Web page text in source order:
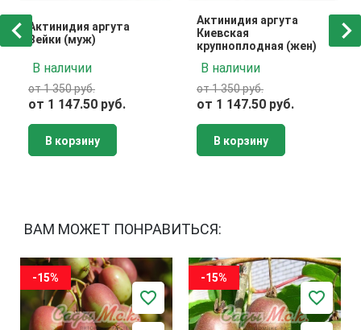
Актинидия аргута
Вейки (муж)
В наличии
от 1 350 руб.
от 1 147.50 руб.
В корзину
Актинидия аргута
Киевская
крупноплодная (жен)
В наличии
от 1 350 руб.
от 1 147.50 руб.
В корзину
ВАМ МОЖЕТ ПОНРАВИТЬСЯ:
-15% -15%